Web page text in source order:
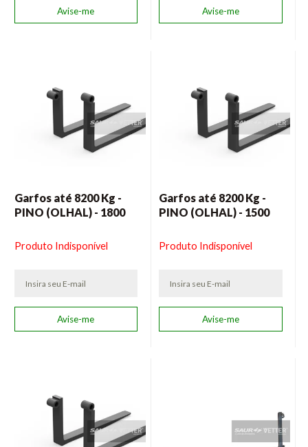
Garfos até 8200 Kg -
PINO (OLHAL) - 1800
Produto Indisponível
Garfos até 8200 Kg -
PINO (OLHAL) - 1500
Produto Indisponível